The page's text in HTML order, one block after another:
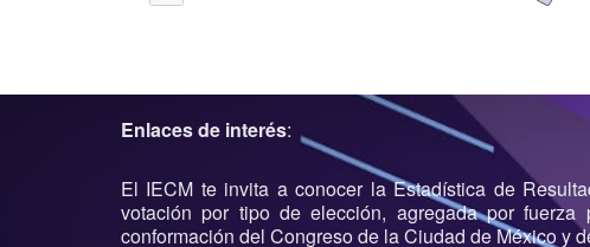
Enlaces de interés:
El IECM te invita a conocer la Estadística de
votación por tipo de elección, agregada por
conformación del Congreso de la Ciudad de México y